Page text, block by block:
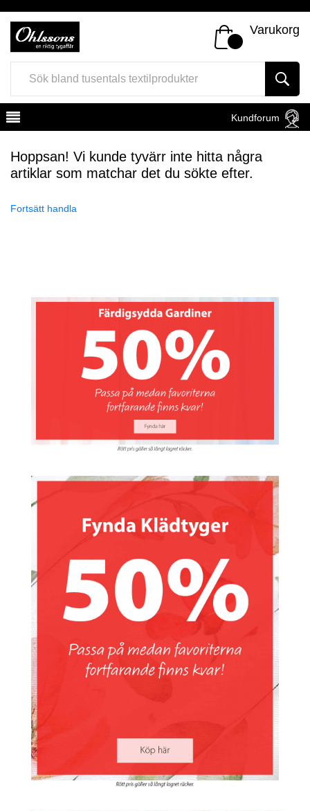
Varukorg
Kundforum
Hoppsan! Vi kunde tyvärr inte hitta några
artiklar som matchar det du sökte efter.
Fortsätt handla